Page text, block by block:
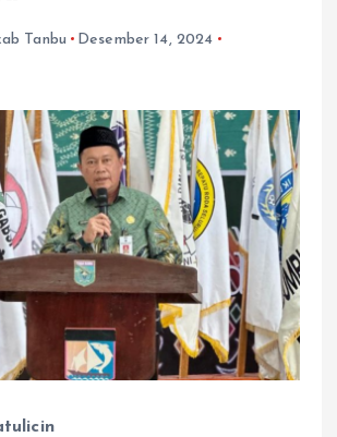
Tanbu
Desember 14, 2024